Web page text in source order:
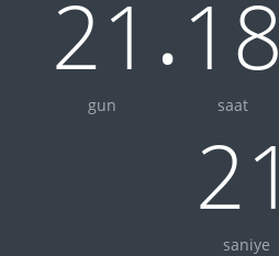
21
gun
.18
saat
21
saniye